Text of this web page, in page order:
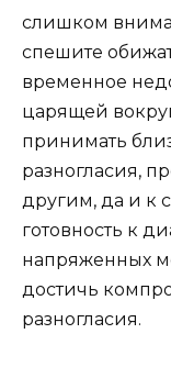
слишком
спешите
временное
царящей
принимать
разногласия,
другим, да и к
готовность к
напряженных
достичь
разногласия.